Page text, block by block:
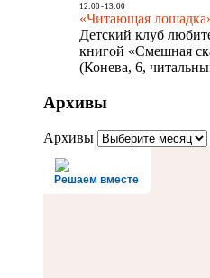
12:00- 13:00
«Читающая
Детский клуб
книгой «Смешная
(Конева, 6,
Архивы
Архивы
Решаем вместе